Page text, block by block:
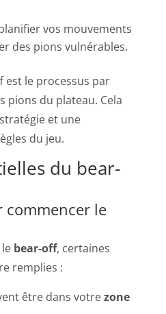
vos mouvements
des pions vulnérables.
est le processus par
pions du plateau. Cela
et une
du jeu.
du bear-
commencer le
bear-off, certaines
remplies :
être dans votrezone